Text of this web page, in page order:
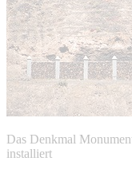
Das Denkmal
installiert